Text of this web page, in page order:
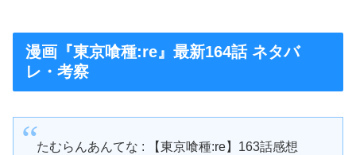
漫画『東京喰種:re』最新164話 ネタバ
レ・考察
たむらんあんてな : 【東京喰種:re】163話感想